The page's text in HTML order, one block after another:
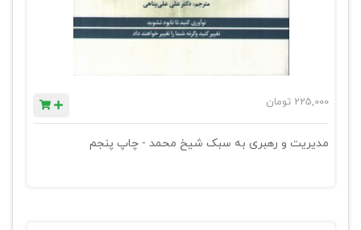
225,000 تومان
مدیریت و رهبری به سبک شیخ محمد - چاپ پنجم